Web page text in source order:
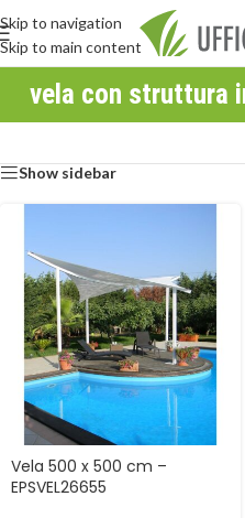
Skip to navigation
Skip to main content
vela con struttura
Show sidebar
Vela 500 x 500 cm –
EPSVEL26655